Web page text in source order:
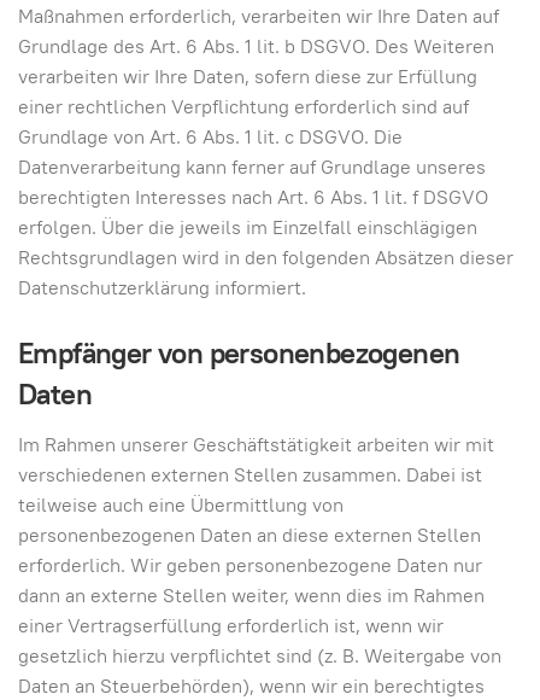
Maßnahmen erforderlich, verarbeiten wir Ihre Daten auf
Grundlage des Art. 6 Abs. 1 lit. b DSGVO. Des Weiteren
verarbeiten wir Ihre Daten, sofern diese zur Erfüllung
einer rechtlichen Verpflichtung erforderlich sind auf
Grundlage von Art. 6 Abs. 1 lit. c DSGVO. Die
Datenverarbeitung kann ferner auf Grundlage unseres
berechtigten Interesses nach Art. 6 Abs. 1 lit. f DSGVO
erfolgen. Über die jeweils im Einzelfall einschlägigen
Rechtsgrundlagen wird in den folgenden Absätzen dieser
Datenschutzerklärung informiert.
Empfänger von personenbezogenen
Daten
Im Rahmen unserer Geschäftstätigkeit arbeiten wir mit
verschiedenen externen Stellen zusammen. Dabei ist
teilweise auch eine Übermittlung von
personenbezogenen Daten an diese externen Stellen
erforderlich. Wir geben personenbezogene Daten nur
dann an externe Stellen weiter, wenn dies im Rahmen
einer Vertragserfüllung erforderlich ist, wenn wir
gesetzlich hierzu verpflichtet sind (z. B. Weitergabe von
Daten an Steuerbehörden), wenn wir ein berechtigtes